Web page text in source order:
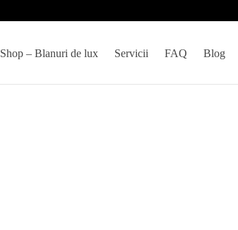
Shop – Blanuri de lux Servicii FAQ Blog